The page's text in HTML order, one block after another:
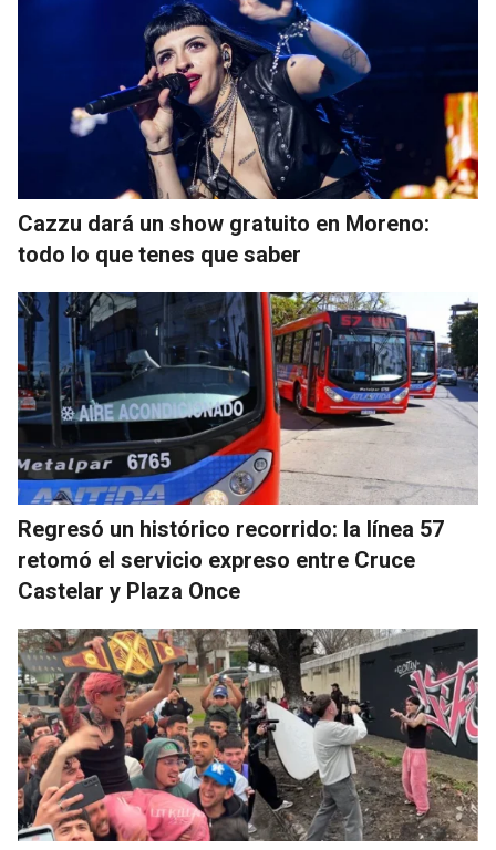
Cazzu dará un show gratuito en Moreno:
todo lo que tenes que saber
Regresó un histórico recorrido: la línea 57
retomó el servicio expreso entre Cruce
Castelar y Plaza Once